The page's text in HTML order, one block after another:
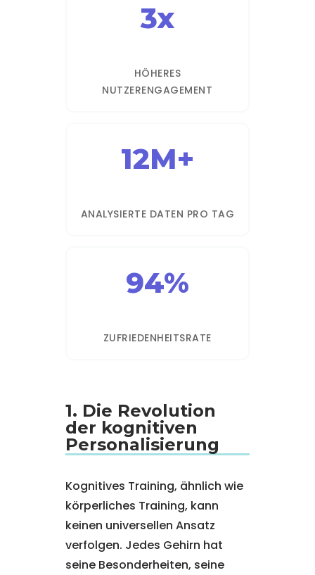
3x
HÖHERES
NUTZERENGAGEMENT
12M+
ANALYSIERTE DATEN PRO TAG
94%
ZUFRIEDENHEITSRATE
1. Die Revolution
der kognitiven
Personalisierung
Kognitives Training, ähnlich wie
körperliches Training, kann
keinen universellen Ansatz
verfolgen. Jedes Gehirn hat
seine Besonderheiten, seine